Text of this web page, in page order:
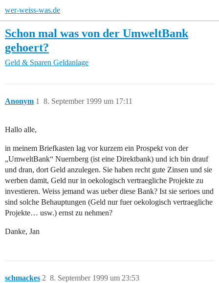
wer-weiss-was.de
Schon mal was von der UmweltBank
gehoert?
Geld & Sparen Geldanlage
Anonym 8. September 1999 um 17:11
1
Hallo alle,
in meinem Briefkasten lag vor kurzem ein Prospekt von der
„UmweltBank“ Nuernberg (ist eine Direktbank) und ich bin drauf
und dran, dort Geld anzulegen. Sie haben recht gute Zinsen und sie
werben damit, Geld nur in oekologisch vertraegliche Projekte zu
investieren. Weiss jemand was ueber diese Bank? Ist sie serioes und
sind solche Behauptungen (Geld nur fuer oekologisch vertraegliche
Projekte… usw.) ernst zu nehmen?
Danke, Jan
schmackes 8. September 1999 um 23:53
2